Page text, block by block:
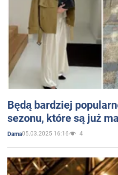
Będą bardziej
sezonu, które są już
Dama05.03.2025 16:16 4